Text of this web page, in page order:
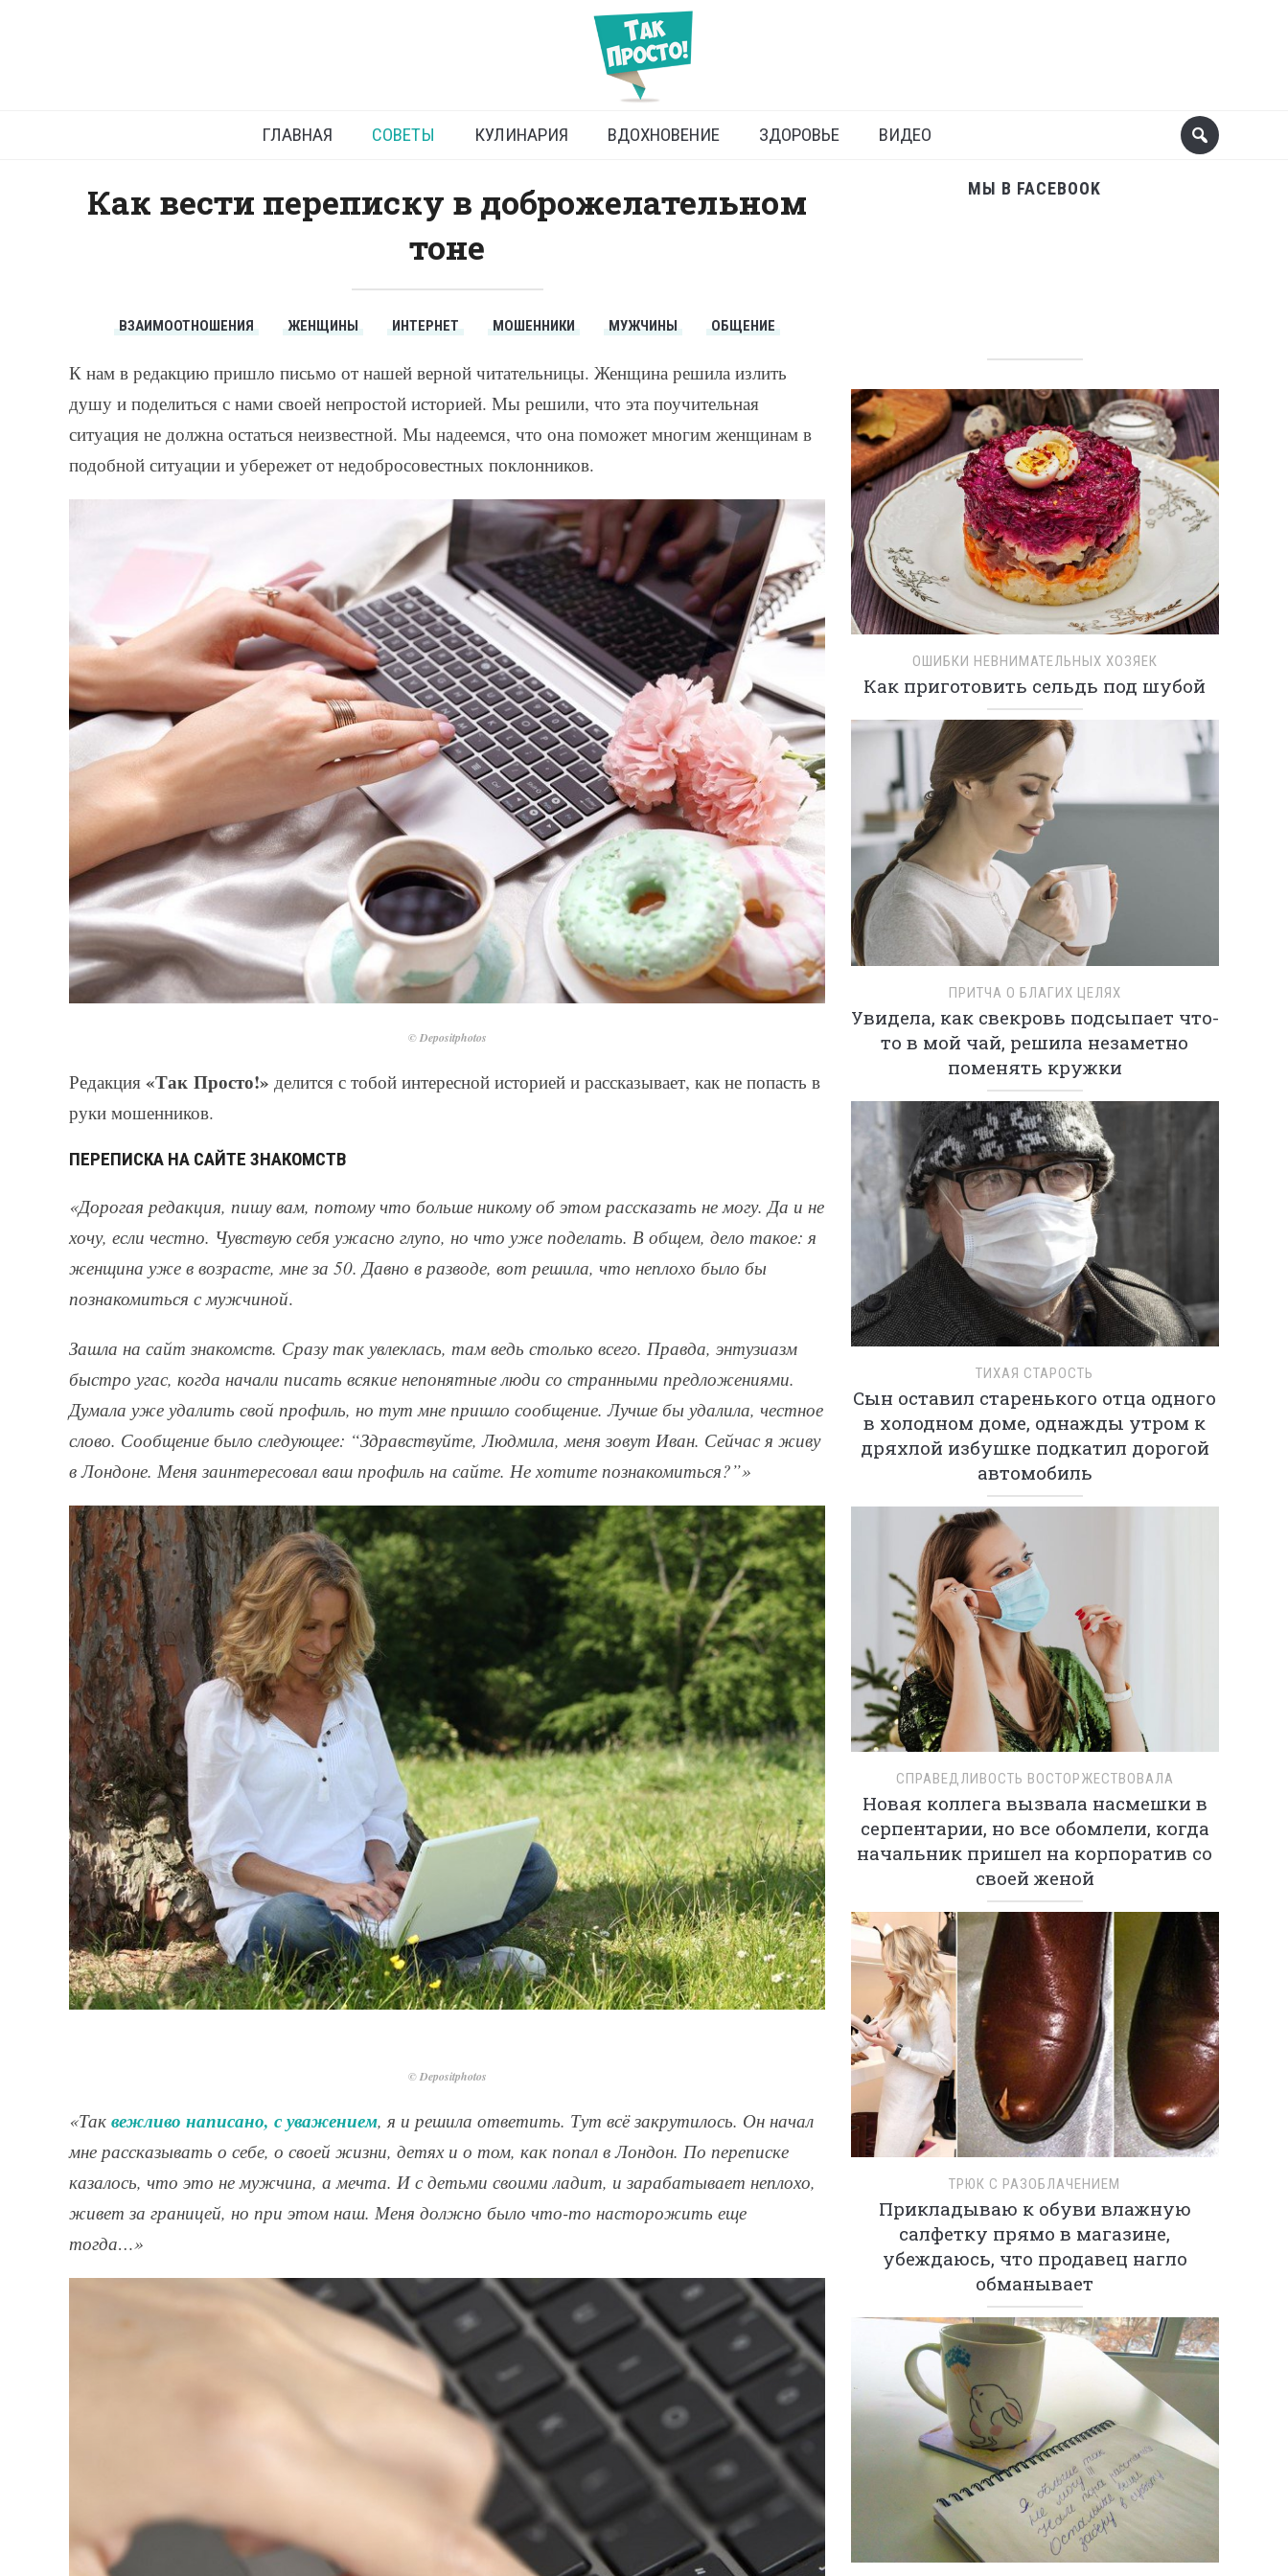
Переписка на сайте знакомств
ГЛАВНАЯ СОВЕТЫ КУЛИНАРИЯ ВДОХНОВЕНИЕ ЗДОРОВЬЕ ВИДЕО
Как вести переписку в доброжелательном
тоне
ВЗАИМООТНОШЕНИЯ ЖЕНЩИНЫ ИНТЕРНЕТ МОШЕННИКИ МУЖЧИНЫ ОБЩЕНИЕ
К нам в редакцию пришло письмо от нашей верной читательницы. Женщина решила излить
душу и поделиться с нами своей непростой историей. Мы решили, что эта поучительная
ситуация не должна остаться неизвестной. Мы надеемся, что она поможет многим женщинам в
подобной ситуации и убережет от недобросовестных поклонников.
© Depositphotos
Редакция «Так Просто!» делится с тобой интересной историей и рассказывает, как не попасть в
руки мошенников.
ПЕРЕПИСКА НА САЙТЕ ЗНАКОМСТВ
«Дорогая редакция, пишу вам, потому что больше никому об этом рассказать не могу. Да и не
хочу, если честно. Чувствую себя ужасно глупо, но что уже поделать. В общем, дело такое: я
женщина уже в возрасте, мне за 50. Давно в разводе, вот решила, что неплохо было бы
познакомиться с мужчиной.
Зашла на сайт знакомств. Сразу так увлеклась, там ведь столько всего. Правда, энтузиазм
быстро угас, когда начали писать всякие непонятные люди со странными предложениями.
Думала уже удалить свой профиль, но тут мне пришло сообщение. Лучше бы удалила, честное
слово. Сообщение было следующее: “Здравствуйте, Людмила, меня зовут Иван. Сейчас я живу
в Лондоне. Меня заинтересовал ваш профиль на сайте. Не хотите познакомиться?”»
© Depositphotos
«Так вежливо написано, с уважением, я и решила ответить. Тут всё закрутилось. Он начал
мне рассказывать о себе, о своей жизни, детях и о том, как попал в Лондон. По переписке
казалось, что это не мужчина, а мечта. И с детьми своими ладит, и зарабатывает неплохо,
живет за границей, но при этом наш. Меня должно было что-то насторожить еще
тогда…»
МЫ В FACEBOOK
ОШИБКИ НЕВНИМАТЕЛЬНЫХ ХОЗЯЕК
Как приготовить сельдь под шубой
ПРИТЧА О БЛАГИХ ЦЕЛЯХ
Увидела, как свекровь подсыпает что-
то в мой чай, решила незаметно
поменять кружки
ТИХАЯ СТАРОСТЬ
Сын оставил старенького отца одного
в холодном доме, однажды утром к
дряхлой избушке подкатил дорогой
автомобиль
СПРАВЕДЛИВОСТЬ ВОСТОРЖЕСТВОВАЛА
Новая коллега вызвала насмешки в
серпентарии, но все обомлели, когда
начальник пришел на корпоратив со
своей женой
ТРЮК С РАЗОБЛАЧЕНИЕМ
Прикладываю к обуви влажную
салфетку прямо в магазине,
убеждаюсь, что продавец нагло
обманывает